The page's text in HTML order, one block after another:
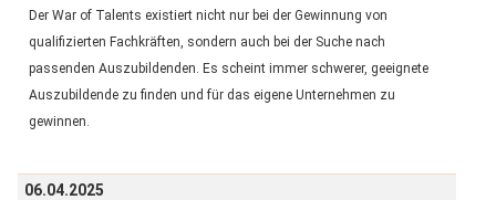
Der War of Talents existiert nicht nur bei der Gewinnung von
qualifizierten Fachkräften, sondern auch bei der Suche nach
passenden Auszubildenden. Es scheint immer schwerer, geeignete
Auszubildende zu finden und für das eigene Unternehmen zu
gewinnen.
06.04.2025